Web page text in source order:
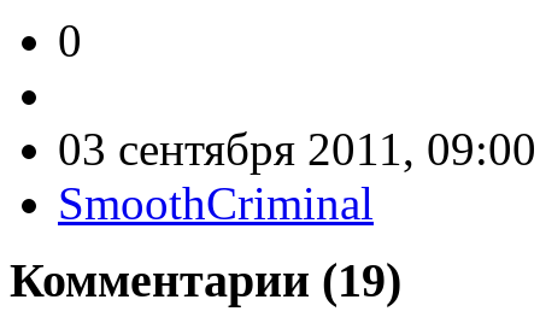
0
03 сентября 2011, 09:00
SmoothCriminal
Комментарии (19)